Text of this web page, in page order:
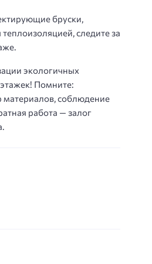
бруски,
следите за
экологичных
Помните:
соблюдение
работа — залог